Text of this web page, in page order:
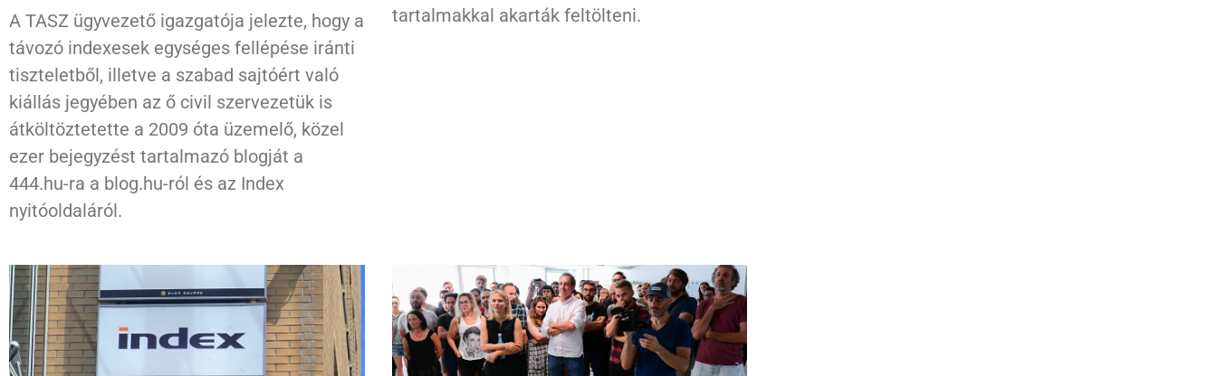
A TASZ ügyvezető igazgatója jelezte, hogy a
távozó indexesek egységes fellépése iránti
tiszteletből, illetve a szabad sajtóért való
kiállás jegyében az ő civil szervezetük is
átköltöztetette a 2009 óta üzemelő, közel
ezer bejegyzést tartalmazó blogját a
444.hu-ra a blog.hu-ról és az Index
nyitóoldaláról.
tartalmakkal akarták feltölteni.